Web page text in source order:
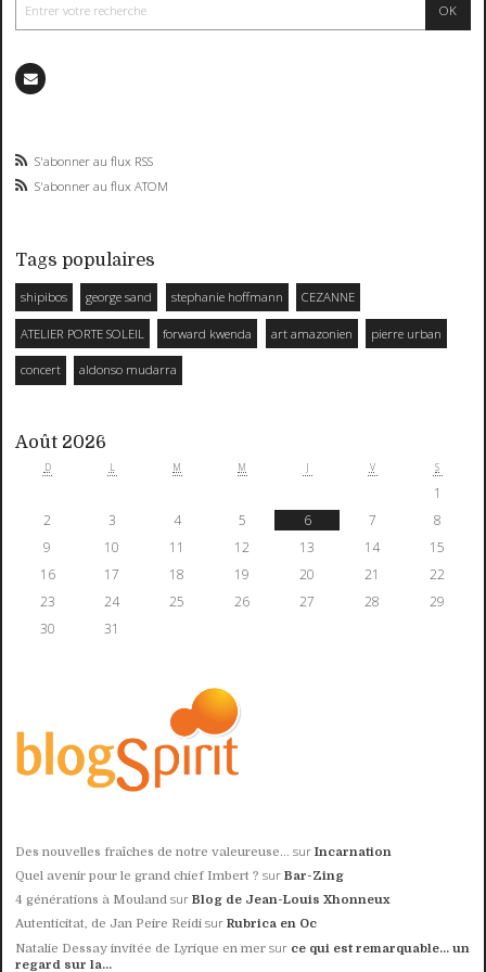
S'abonner au flux RSS
S'abonner au flux ATOM
Tags populaires
shipibos george sand stephanie hoffmann CEZANNE
ATELIER PORTE SOLEIL forward kwenda art amazonien pierre urban
concert aldonso mudarra
Août 2026
D L M M J V S
1
2
3 4 5 6 7
8
9
10 11 12 13 14
15
16
17 18 19 20 21
22
23
24 25 26 27 28
29
30
31
Des nouvelles fraîches de notre valeureuse... surIncarnation
Quel avenir pour le grand chief Imbert ? surBar-Zing
4 générations à Mouland surBlog de Jean-Louis Xhonneux
Autenticitat, de Jan Peire Reidi surRubrica en Oc
Natalie Dessay invitée de Lyrique en mer sur ce qui est remarquable... un
regard sur la...